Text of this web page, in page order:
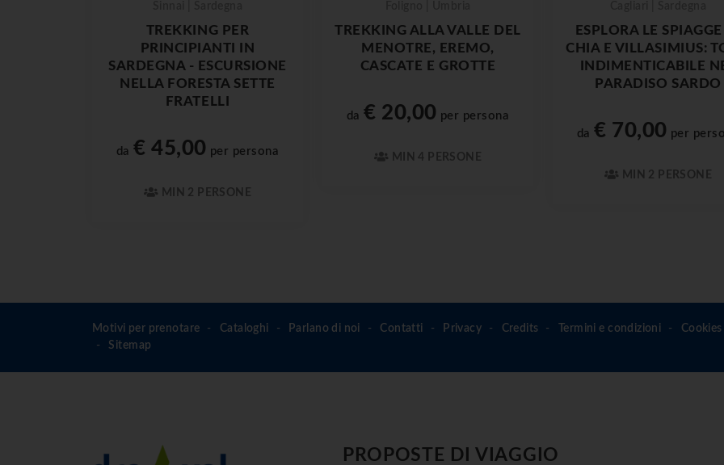
TREKKING PER
PRINCIPIANTI IN
SARDEGNA - ESCURSIONE
NELLA FORESTA SETTE
FRATELLI
da€ 45,00 per persona
MIN 2 PERSONE
TREKKING ALLA VALLE DEL
MENOTRE, EREMO,
CASCATE E GROTTE
da€ 20,00 per persona
MIN 4 PERSONE
ESPLORA LE SPIAGGE
CHIA E VILLASIMIUS:
INDIMENTICABILE
PARADISO SARDO
da€ 70,00 per
MIN 2 PERSONE
Motivi per prenotare Cataloghi Parlano di noi Contatti Privacy Credits Termini e condizioni
Sitemap
PROPOSTE DI VIAGGIO